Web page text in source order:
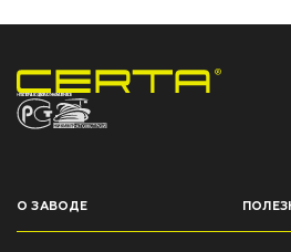
НПП «СПЕКТР» ЗАВОД ЛАКОКРАСОЧНЫХ МАТЕРИАЛОВ
О ЗАВОДЕ